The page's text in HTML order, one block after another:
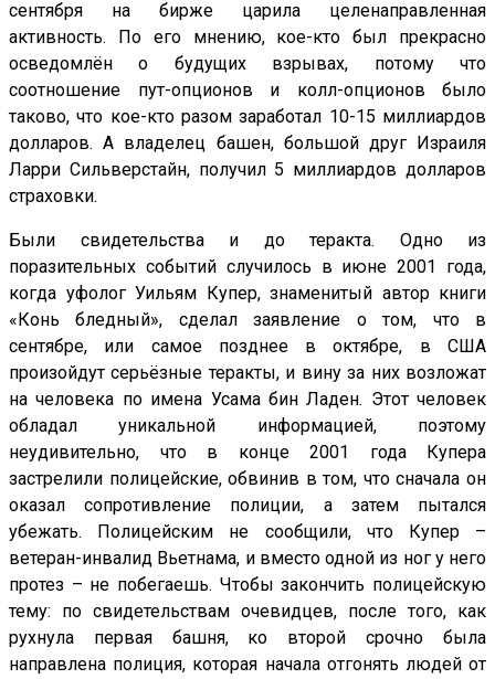
сентября на бирже царила целенаправленная
активность. По его мнению, кое-кто был прекрасно
осведомлён о будущих взрывах, потому что
соотношение пут-опционов и колл-опционов было
таково, что кое-кто разом заработал 10-15 миллиардов
долларов. А владелец башен, большой друг Израиля
Ларри Сильверстайн, получил 5 миллиардов долларов
страховки.
Были свидетельства и до теракта. Одно из
поразительных событий случилось в июне 2001 года,
когда уфолог Уильям Купер, знаменитый автор книги
«Конь бледный», сделал заявление о том, что в
сентябре, или самое позднее в октябре, в США
произойдут серьёзные теракты, и вину за них возложат
на человека по имена Усама бин Ладен. Этот человек
обладал уникальной информацией, поэтому
неудивительно, что в конце 2001 года Купера
застрелили полицейские, обвинив в том, что сначала он
оказал сопротивление полиции, а затем пытался
убежать. Полицейским не сообщили, что Купер –
ветеран-инвалид Вьетнама, и вместо одной из ног у него
протез – не побегаешь. Чтобы закончить полицейскую
тему: по свидетельствам очевидцев, после того, как
рухнула первая башня, ко второй срочно была
направлена полиция, которая начала отгонять людей от